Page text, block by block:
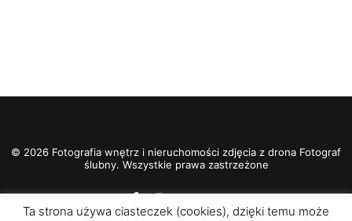
© 2026 Fotografia wnętrz i nieruchomości zdjęcia z drona Fotograf
ślubny. Wszystkie prawa zastrzeżone
Ta strona używa ciasteczek (cookies), dzięki temu może